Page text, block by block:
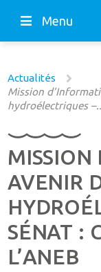
Menu
Actualités
Mission
hydroélectriques
MISSION
AVENIR
SÉNAT :
L’ANEB